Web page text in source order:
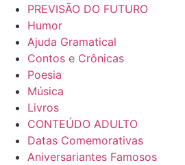
PREVISÃO DO FUTURO
Humor
Ajuda Gramatical
Contos e Crônicas
Poesia
Música
Livros
CONTEÚDO ADULTO
Datas Comemorativas
Aniversariantes Famosos